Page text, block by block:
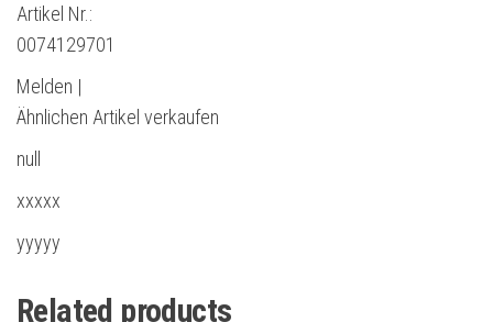
Artikel Nr.:
0074129701
Melden |
Ähnlichen Artikel verkaufen
null
xxxxx
yyyyy
Related products